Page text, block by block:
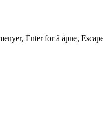
Enter for å åpne,